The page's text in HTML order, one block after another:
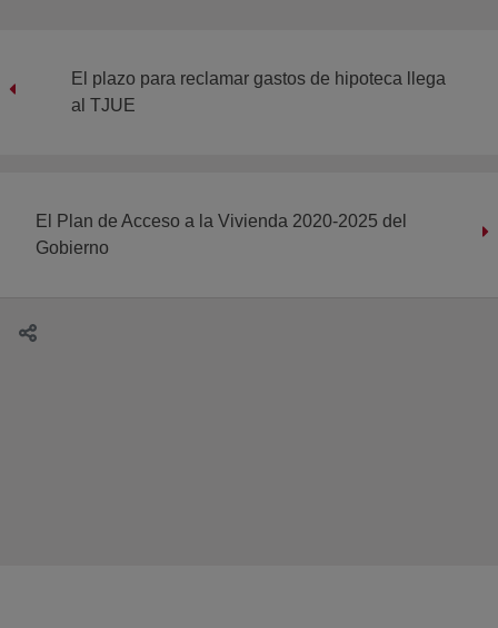
El plazo para reclamar gastos de hipoteca llega
al TJUE
El Plan de Acceso a la Vivienda 2020-2025 del
Gobierno